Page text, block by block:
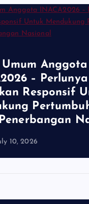
AVIASI
INDONESIA
2026
INACA